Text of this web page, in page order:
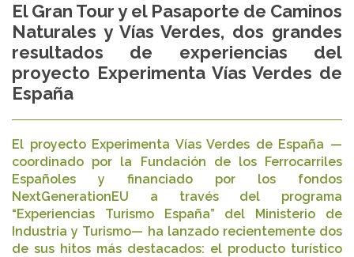
El Gran Tour y el Pasaporte de Caminos
Naturales y Vías Verdes, dos grandes
resultados de experiencias del
proyecto Experimenta Vías Verdes de
España
El proyecto Experimenta Vías Verdes de España —
coordinado por la Fundación de los Ferrocarriles
Españoles y financiado por los fondos
NextGenerationEU a través del programa
“Experiencias Turismo España” del Ministerio de
Industria y Turismo— ha lanzado recientemente dos
de sus hitos más destacados: el producto turístico